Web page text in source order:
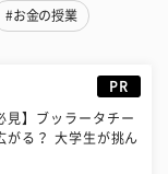
#お金の授業
PR
見】ブッラータチー
がる？ 大学生が挑ん